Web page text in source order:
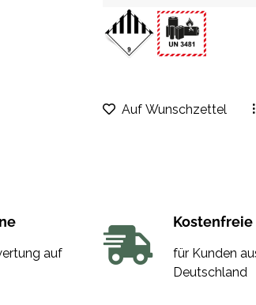
Auf Wunschzettel
auf
Kostenfreie
für Kunden
Deutschland